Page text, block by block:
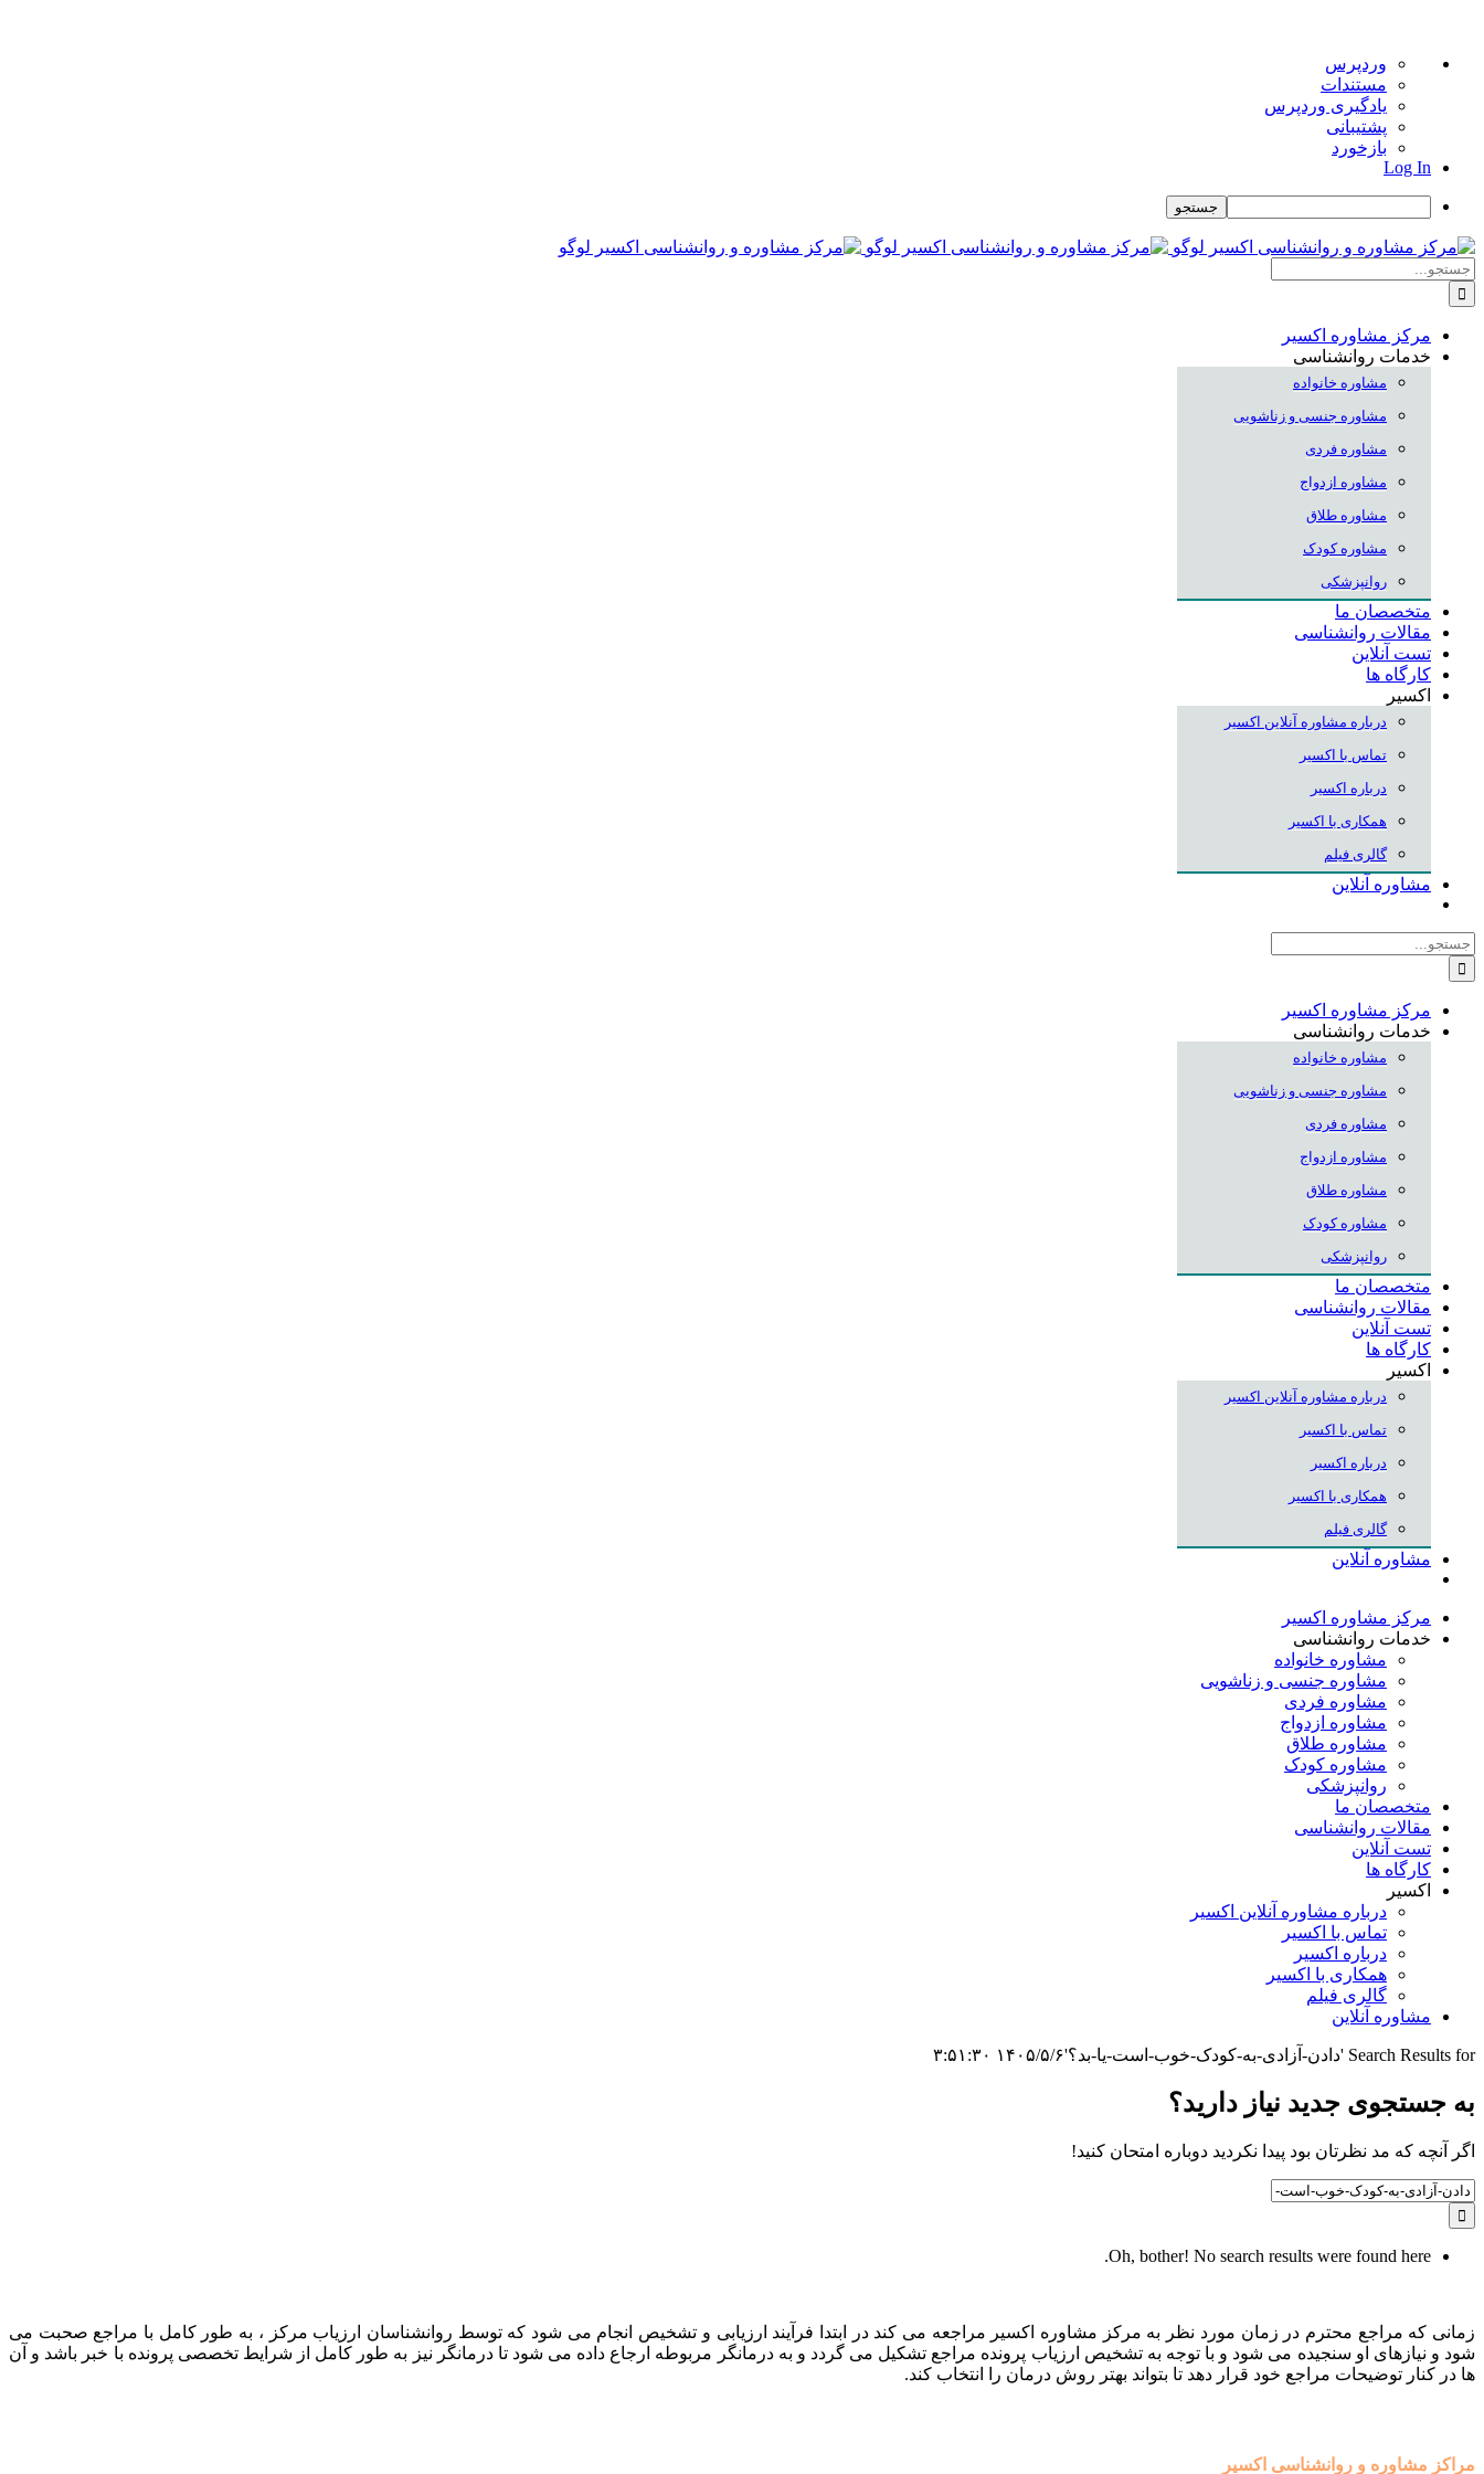
درباره
وردپرس
وردپرس
مستندات
یادگیری وردپرس
پشتیبانی
بازخورد
Log In
جستجو
Skip
to
content
جستجو
برای:
مرکز مشاوره اکسیر
خدمات روانشناسی
مشاوره خانواده
مشاوره جنسی و زناشویی
مشاوره فردی
مشاوره ازدواج
مشاوره طلاق
مشاوره کودک
روانپزشکی
متخصصان ما
مقالات روانشناسی
تست آنلاین
کارگاه ها
اکسیر
درباره مشاوره آنلاین اکسیر
تماس با اکسیر
درباره اکسیر
همکاری با اکسیر
گالری فیلم
مشاوره آنلاین
جستجو
برای:
مرکز مشاوره اکسیر
خدمات روانشناسی
مشاوره خانواده
مشاوره جنسی و زناشویی
مشاوره فردی
مشاوره ازدواج
مشاوره طلاق
مشاوره کودک
روانپزشکی
متخصصان ما
مقالات روانشناسی
تست آنلاین
کارگاه ها
اکسیر
درباره مشاوره آنلاین اکسیر
تماس با اکسیر
درباره اکسیر
همکاری با اکسیر
گالری فیلم
مشاوره آنلاین
مرکز مشاوره اکسیر
خدمات روانشناسی
مشاوره خانواده
مشاوره جنسی و زناشویی
مشاوره فردی
مشاوره ازدواج
مشاوره طلاق
مشاوره کودک
روانپزشکی
متخصصان ما
مقالات روانشناسی
تست آنلاین
کارگاه ها
اکسیر
درباره مشاوره آنلاین اکسیر
تماس با اکسیر
درباره اکسیر
همکاری با اکسیر
گالری فیلم
مشاوره آنلاین
Search Results for 'دادن-آزادی-به-کودک-خوب-است-یا-بد؟' ۱۴۰۵/۵/۶ ۳:۵۱:۳۰
به جستجوی جديد نياز داريد؟
اگر آنچه که مد نظرتان بود پیدا نکردید دوباره امتحان کنید!
Search
for:
Oh, bother! No search results were found here.
زمانی که مراجع محترم در زمان مورد نظر به مرکز مشاوره اکسیر مراجعه می کند در ابتدا فرآیند ارزیابی و تشخیص انجام می شود که توسط روانشناسان ارزیاب مرکز ، به طور کامل با مراجع صحبت می
شود و نیازهای او سنجیده می شود و با توجه به تشخیص ارزیاب پرونده مراجع تشکیل می گردد و به درمانگر مربوطه ارجاع داده می شود تا درمانگر نیز به طور کامل از شرایط تخصصی پرونده با خبر باشد و آن
ها در کنار توضیحات مراجع خود قرار دهد تا بتواند بهتر روش درمان را انتخاب کند.
مراکز مشاوره و روانشناسی اکسیر